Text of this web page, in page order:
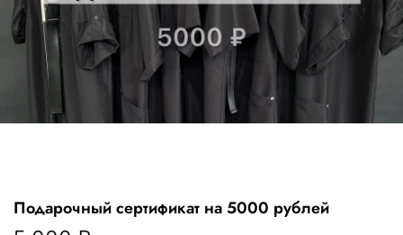
Подарочный сертификат на 5000 рублей